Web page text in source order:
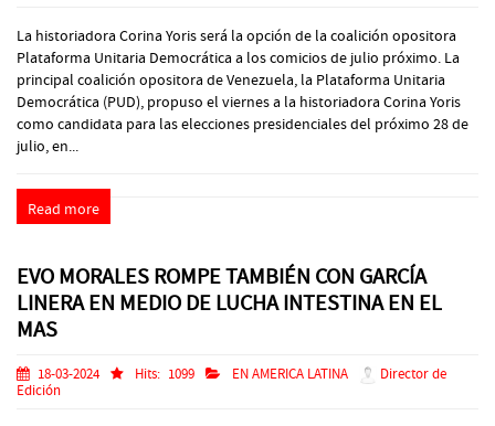
La historiadora Corina Yoris será la opción de la coalición opositora
Plataforma Unitaria Democrática a los comicios de julio próximo. La
principal coalición opositora de Venezuela, la Plataforma Unitaria
Democrática (PUD), propuso el viernes a la historiadora Corina Yoris
como candidata para las elecciones presidenciales del próximo 28 de
julio, en...
Read more
EVO MORALES ROMPE TAMBIÉN CON GARCÍA
LINERA EN MEDIO DE LUCHA INTESTINA EN EL
MAS
18-03-2024 Hits: 1099 EN AMERICA LATINA
Director de
Edición